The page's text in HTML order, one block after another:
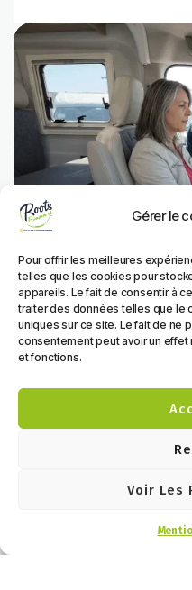
Gérer le
Pour offrir les meilleures
telles que les cookies pour
appareils. Le fait de consentir à
traiter des données telles que le
uniques sur ce site. Le fait de ne
consentement peut avoir un
et fonctions.
Voir Les
Temps dédié